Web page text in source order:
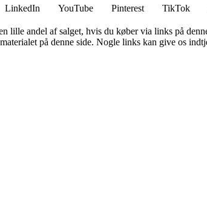
LinkedIn YouTube Pinterest TikTok
lille andel af salget, hvis du køber via links på
på denne side. Nogle links kan give os